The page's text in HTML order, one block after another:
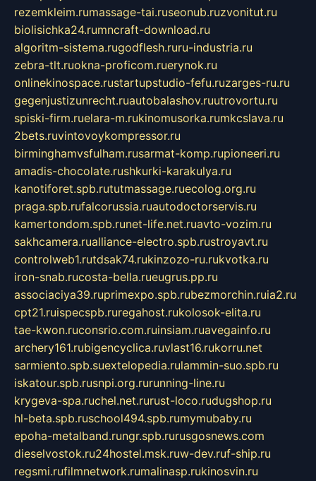
rezemkleim.rumassage-tai.ruseonub.ruzvonitut.ru
biolisichka24.rumncraft-download.ru
algoritm-sistema.rugodflesh.ruru-industria.ru
zebra-tlt.ruokna-proficom.ruerynok.ru
onlinekinospace.rustartupstudio-fefu.ruzarges-ru.ru
gegenjustizunrecht.ruautobalashov.ruutrovortu.ru
spiski-firm.ruelara-m.rukinomusorka.rumkcslava.ru
2bets.ruvintovoykompressor.ru
birminghamvsfulham.rusarmat-komp.rupioneeri.ru
amadis-chocolate.rushkurki-karakulya.ru
kanotiforet.spb.rututmassage.ruecolog.org.ru
praga.spb.rufalcorussia.ruautodoctorservis.ru
kamertondom.spb.runet-life.net.ruavto-vozim.ru
sakhcamera.rualliance-electro.spb.rustroyavt.ru
controlweb1.rutdsak74.rukinzozo-ru.rukvotka.ru
iron-snab.rucosta-bella.rueugrus.pp.ru
associaciya39.ruprimexpo.spb.rubezmorchin.ruia2.ru
cpt21.ruispecspb.ruregahost.rukolosok-elita.ru
tae-kwon.ruconsrio.com.ruinsiam.ruavegainfo.ru
archery161.rubigencyclica.ruvlast16.rukorru.net
sarmiento.spb.suextelopedia.rulammin-suo.spb.ru
iskatour.spb.rusnpi.org.rurunning-line.ru
krygeva-spa.ruchel.net.rurust-loco.rudugshop.ru
hl-beta.spb.ruschool494.spb.rumymubaby.ru
epoha-metalband.rungr.spb.rurusgosnews.com
dieselvostok.ru24hostel.msk.ruw-dev.ruf-ship.ru
regsmi.rufilmnetwork.rumalinasp.rukinosvin.ru